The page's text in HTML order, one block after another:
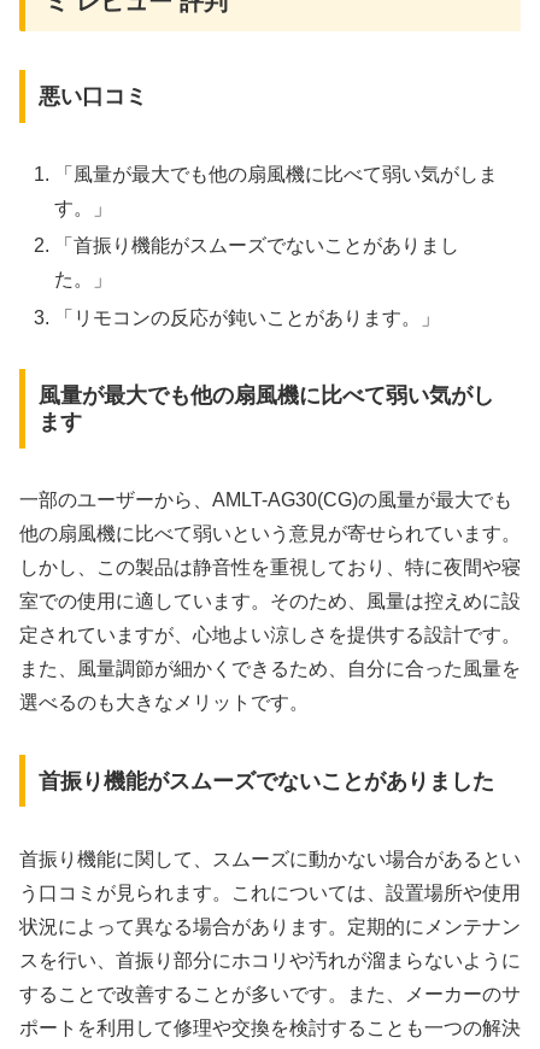
悪い口コミ
「風量が最大でも他の扇風機に比べて弱い気がしま
す。」
「首振り機能がスムーズでないことがありまし
た。」
「リモコンの反応が鈍いことがあります。」
風量が最大でも他の扇風機に比べて弱い気がし
ます
一部のユーザーから、AMLT-AG30(CG)の風量が最大でも
他の扇風機に比べて弱いという意見が寄せられています。
しかし、この製品は静音性を重視しており、特に夜間や寝
室での使用に適しています。そのため、風量は控えめに設
定されていますが、心地よい涼しさを提供する設計です。
また、風量調節が細かくできるため、自分に合った風量を
選べるのも大きなメリットです。
首振り機能がスムーズでないことがありました
首振り機能に関して、スムーズに動かない場合があるとい
う口コミが見られます。これについては、設置場所や使用
状況によって異なる場合があります。定期的にメンテナン
スを行い、首振り部分にホコリや汚れが溜まらないように
することで改善することが多いです。また、メーカーのサ
ポートを利用して修理や交換を検討することも一つの解決